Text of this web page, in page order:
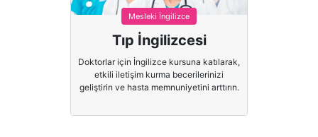
Mesleki İngilizce
Tıp İngilizcesi
Doktorlar için İngilizce kursuna katılarak,
etkili iletişim kurma becerilerinizi
geliştirin ve hasta memnuniyetini arttırın.